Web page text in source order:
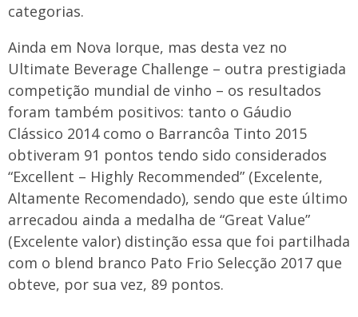
categorias.
Ainda em Nova Iorque, mas desta vez no
Ultimate Beverage Challenge – outra prestigiada
competição mundial de vinho – os resultados
foram também positivos: tanto o Gáudio
Clássico 2014 como o Barrancôa Tinto 2015
obtiveram 91 pontos tendo sido considerados
“Excellent – Highly Recommended” (Excelente,
Altamente Recomendado), sendo que este último
arrecadou ainda a medalha de “Great Value”
(Excelente valor) distinção essa que foi partilhada
com o blend branco Pato Frio Selecção 2017 que
obteve, por sua vez, 89 pontos.